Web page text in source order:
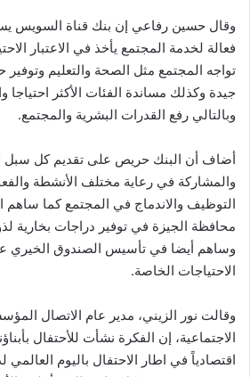
وقال حسين رفاعي إن بنك قناة السويس
فعالة لخدمة المجتمع يأخذ في الاعتبار
تواجه المجتمع مثل الصحة والتعليم وتوفير
جيدة وكذلك مساندة الفئات الأكثر احتياجا
وبالتالي رفع القدرات البشرية والمجتمع.
أضاف أن البنك حريص على تقديم كل سبل
والمشاركة في رعاية مختلف الأنشطة
التوظيف والاندماج في المجتمع كما ساهم
محافظة الجيزة في توفير دراجات بخارية
وساهم أيضا في تأسيس الصندوق الخيري
الاحتياجات الخاصة.
وقالت نور الزيني، مدير عام الاتصال
الاجتماعية، إن الفكرة نشأت للأحتفال
اقتصادياً في اطار الاحتفال باليوم العالمي